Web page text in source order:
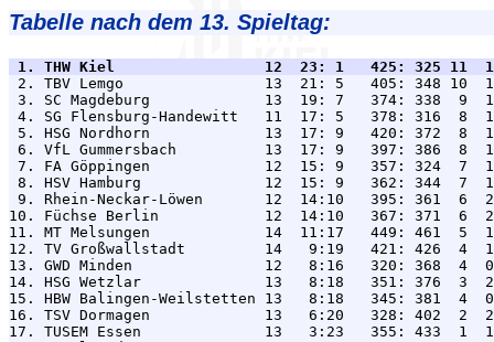
Tabelle nach dem 13. Spieltag:
1. THW Kiel                 12  23: 1   425: 325 11
2. TBV Lemgo                13  21: 5   405: 348 10
3. SC Magdeburg             13  19: 7   374: 338  9
4. SG Flensburg-Handewitt   11  17: 5   378: 316  8
5. HSG Nordhorn             13  17: 9   420: 372  8
6. VfL Gummersbach          13  17: 9   397: 386  8
7. FA Göppingen             12  15: 9   357: 324  7
8. HSV Hamburg              12  15: 9   362: 344  7
9. Rhein-Neckar-Löwen       12  14:10   395: 361  6
10. Füchse Berlin            12  14:10   367: 371  6
11. MT Melsungen             14  11:17   449: 461  5
12. TV Großwallstadt         14   9:19   421: 426  4
13. GWD Minden               12   8:16   320: 368  4
14. HSG Wetzlar              13   8:18   351: 376  3
15. HBW Balingen-Weilstetten 13   8:18   345: 381  4
16. TSV Dormagen             13   6:20   328: 402  2
17. TUSEM Essen              13   3:23   355: 433  1